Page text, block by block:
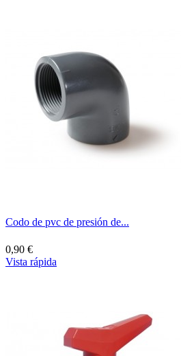
Codo de pvc de presión de...
0,90 €
Vista rápida